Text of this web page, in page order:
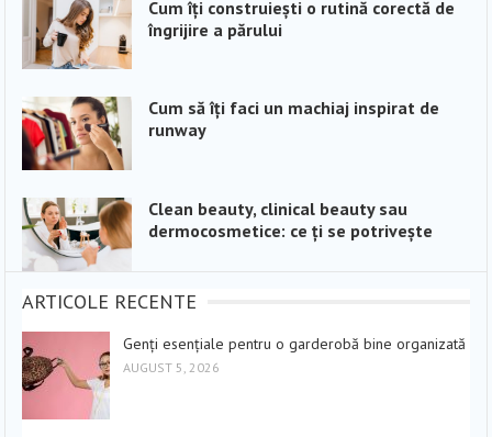
Cum îți construiești o rutină corectă de
îngrijire a părului
Cum să îți faci un machiaj inspirat de
runway
Clean beauty, clinical beauty sau
dermocosmetice: ce ți se potrivește
ARTICOLE RECENTE
Genți esențiale pentru o garderobă bine organizată
AUGUST 5, 2026